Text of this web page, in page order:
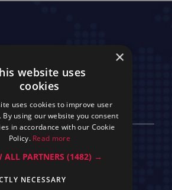
Sie bitte Ihren voller Namen,
und Lieferadresse an
×
website uses
cookies
uses cookies to improve user
By using our website you consent
in accordance with our Cookie
Policy. Read more
ALL PARTNERS(1482) →
NECESSARY